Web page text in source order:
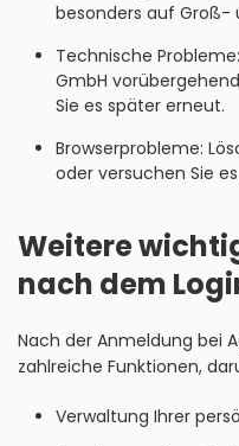
besonders auf Groß-
Technische
GmbH
Sie es später erneut.
Browserprobleme:
oder versuchen Sie
Weitere
nach dem
Nach der Anmeldung bei
zahlreiche Funktionen,
Verwaltung Ihrer